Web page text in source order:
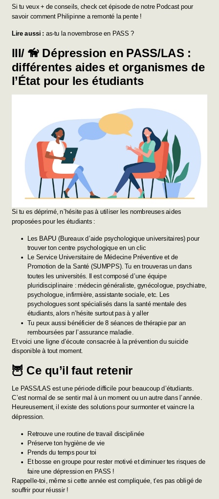
Si tu veux + de conseils, check cet épisode de notre Podcastpour
savoir comment Philipinne a remonté la pente !
Lire aussi : as-tu la novembrose en PASS ?
III/ 🦮 Dépression en PASS/LAS :
différentes aides et organismes de
l’État pour les étudiants
Si tu es déprimé, n’hésite pas à utiliser les nombreuses aides
proposées pour les étudiants :
Les BAPU (Bureaux d’aide psychologique universitaires) pour
trouver ton centre psychologique en un clic
Le Service Universitaire de Médecine Préventive et de
Promotion de la Santé (SUMPPS). Tu en trouveras un dans
toutes les universités. Il est composé d’une équipe
pluridisciplinaire : médecin généraliste, gynécologue, psychiatre,
psychologue, infirmière, assistante sociale, etc. Les
psychologues sont spécialisés dans la santé mentale des
étudiants, alors n’hésite surtout pas à y aller
Tu peux aussi bénéficier de 8 séances de thérapie par an
remboursées par l’assurance maladie
Et voici une ligne d’écoute consacrée à la prévention du suicide
disponible à tout moment.
🦉 Ce qu’il faut retenir
Le PASS/LAS est une période difficile pour beaucoup d’étudiants.
C’est normal de se sentir mal à un moment ou un autre dans l’année.
Heureusement, il existe des solutions pour surmonter et vaincre la
dépression.
Retrouve une routine de travail disciplinée
Préserve ton hygiène de vie
Prends du temps pour toi
Et bosse en groupe pour rester motivé et diminuer tes risques de
faire une dépression en PASS !
Rappelle-toi, même si cette année est compliquée, t’es pas obligé de
souffrir pour réussir !